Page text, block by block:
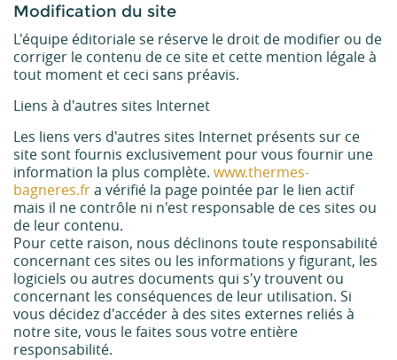
Modification du site
L'équipe éditoriale se réserve le droit de modifier ou de
corriger le contenu de ce site et cette mention légale à
tout moment et ceci sans préavis.
Liens à d'autres sites Internet
Les liens vers d'autres sites Internet présents sur ce
site sont fournis exclusivement pour vous fournir une
information la plus complète. www.thermes-
bagneres.fra vérifié la page pointée par le lien actif
mais il ne contrôle ni n'est responsable de ces sites ou
de leur contenu.
Pour cette raison, nous déclinons toute responsabilité
concernant ces sites ou les informations y figurant, les
logiciels ou autres documents qui s'y trouvent ou
concernant les conséquences de leur utilisation. Si
vous décidez d'accéder à des sites externes reliés à
notre site, vous le faites sous votre entière
responsabilité.